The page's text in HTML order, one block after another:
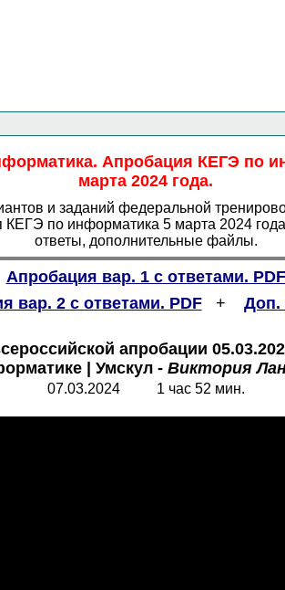
Апробация КЕГЭ по
марта 2024 года.
и заданий федеральной
КЕГЭ по информатика 5 марта 2024
ответы, дополнительные файлы.
Апробация вар. 1 с ответами. PDF
вар. 2 с ответами. PDF
+
апробации
| Умскул - Виктория
07.03.2024 1 час 52 мин.